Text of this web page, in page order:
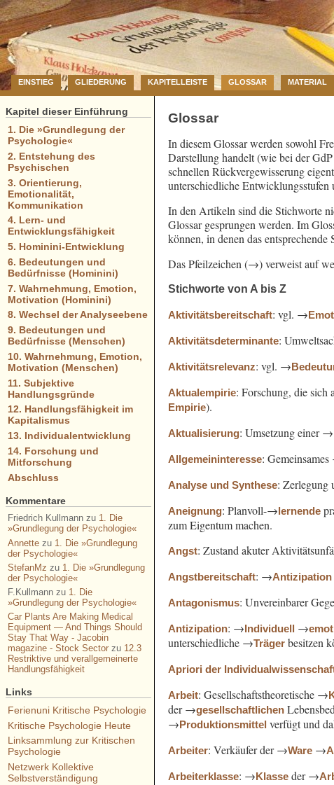
EINSTIEG GLIEDERUNG KAPITELLEISTE GLOSSAR MATERIAL
Glossar
In diesem Glossar werden sowohl
Darstellung handelt (wie bei der
schnellen Rückvergewisserung
unterschiedliche
In den Artikeln sind die Stichworte
Glossar gesprungen werden. Im
können, in denen das
Das Pfeilzeichen (→) verweist auf
Stichworte von A bis Z
Aktivitätsbereitschaft: vgl. →
Aktivitätsdeterminante:
Aktivitätsrelevanz: vgl. →
Aktualempirie: Forschung, die
Empirie).
Aktualisierung: Umsetzung einer →
Allgemeininteresse:
Analyse und Synthese:
Aneignung: Planvoll-→lernende
zum Eigentum machen.
Angst: Zustand akuter
Angstbereitschaft: →Antizipation
Antagonismus: Unvereinbarer
Antizipation: →Individuell →
unterschiedliche →Träger besitzen
Apriori der
Arbeit: Gesellschaftstheoretische →
der →gesellschaftlichen
→Produktionsmittel verfügt und
Arbeiter: Verkäufer der →Ware →
Arbeiterklasse: →Klasse der →
Kapitel dieser Einführung
1. Die »Grundlegung der
Psychologie«
2. Entstehung des
Psychischen
3. Orientierung,
Emotionalität,
Kommunikation
4. Lern- und
Entwicklungsfähigkeit
5. Hominini-Entwicklung
6. Bedeutungen und
Bedürfnisse (Hominini)
7. Wahrnehmung, Emotion,
Motivation (Hominini)
8. Wechsel der Analyseebene
9. Bedeutungen und
Bedürfnisse (Menschen)
10. Wahrnehmung, Emotion,
Motivation (Menschen)
11. Subjektive
Handlungsgründe
12. Handlungsfähigkeit im
Kapitalismus
13. Individualentwicklung
14. Forschung und
Mitforschung
Abschluss
Kommentare
Friedrich Kullmannzu 1. Die
»Grundlegung der Psychologie«
Annettezu 1. Die »Grundlegung
der Psychologie«
StefanMz zu 1. Die »Grundlegung
der Psychologie«
F.Kullmannzu 1. Die
»Grundlegung der Psychologie«
Car Plants Are Making Medical
Equipment — And Things Should
Stay That Way - Jacobin
magazine - Stock Sectorzu 12.3
Restriktive und verallgemeinerte
Handlungsfähigkeit
Links
Ferienuni Kritische Psychologie
Kritische Psychologie Heute
Linksammlung zur Kritischen
Psychologie
Netzwerk Kollektive
Selbstverständigung